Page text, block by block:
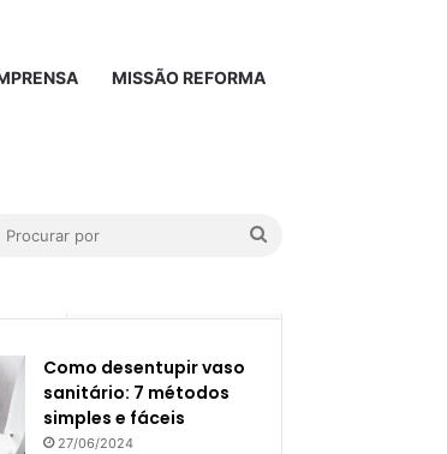
MISSÃO REFORMA
Como desentupir vaso
sanitário: 7 métodos
simples e fáceis
27/06/2024